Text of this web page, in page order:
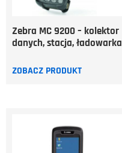
Zebra MC 9200 – kolektor
danych, stacja, ładowarka
ZOBACZ PRODUKT